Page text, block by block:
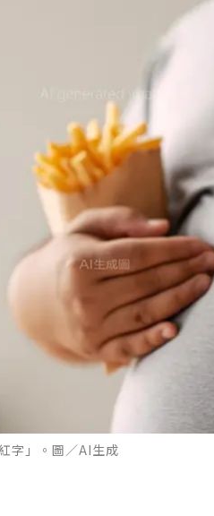
字」。圖／AI生成